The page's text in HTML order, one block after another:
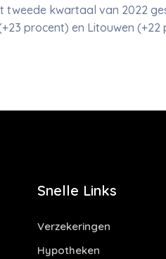
tweede kwartaal van 2022
procent) en Litouwen
Snelle Links
Verzekeringen
Hypotheken